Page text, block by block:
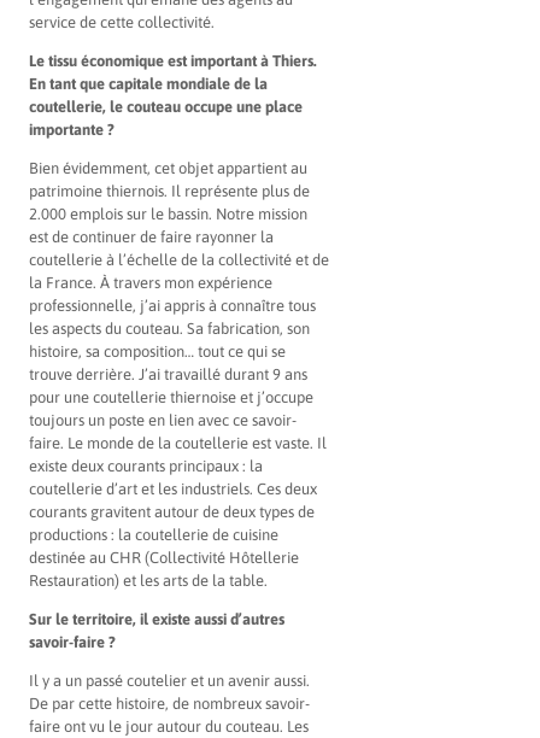
service de cette collectivité.
Le tissu économique est important à Thiers.
En tant que capitale mondiale de la
coutellerie, le couteau occupe une place
importante ?
Bien évidemment, cet objet appartient au
patrimoine thiernois. Il représente plus de
2.000 emplois sur le bassin. Notre mission
est de continuer de faire rayonner la
coutellerie à l’échelle de la collectivité et de
la France. À travers mon expérience
professionnelle, j’ai appris à connaître tous
les aspects du couteau. Sa fabrication, son
histoire, sa composition… tout ce qui se
trouve derrière. J’ai travaillé durant 9 ans
pour une coutellerie thiernoise et j’occupe
toujours un poste en lien avec ce savoir-
faire. Le monde de la coutellerie est vaste. Il
existe deux courants principaux : la
coutellerie d’art et les industriels. Ces deux
courants gravitent autour de deux types de
productions : la coutellerie de cuisine
destinée au CHR (Collectivité Hôtellerie
Restauration) et les arts de la table.
Sur le territoire, il existe aussi d’autres
savoir-faire ?
Il y a un passé coutelier et un avenir aussi.
De par cette histoire, de nombreux savoir-
faire ont vu le jour autour du couteau. Les